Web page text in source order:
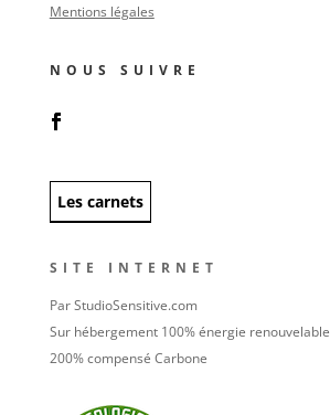
Mentions légales
NOUS SUIVRE
Les carnets
SITE INTERNET
Par StudioSensitive.com
Sur hébergement 100% énergie renouvelable
200% compensé Carbone